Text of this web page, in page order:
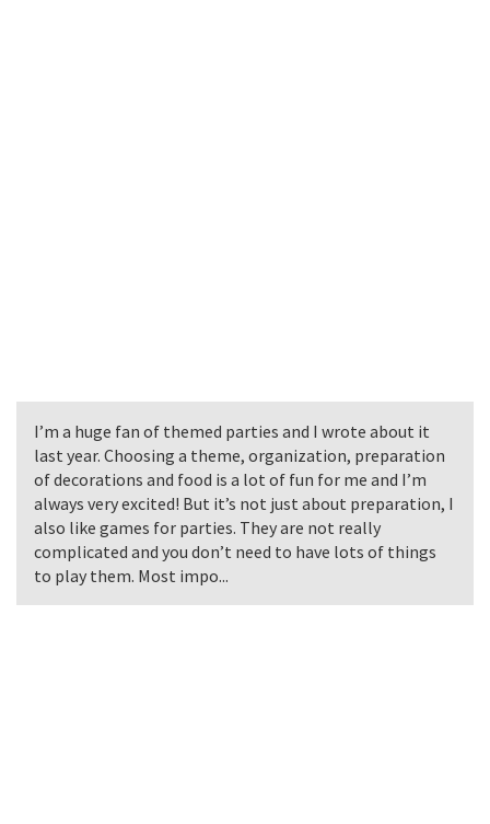
I’m a huge fan of themed parties and I wrote about it
last year. Choosing a theme, organization, preparation
of decorations and food is a lot of fun for me and I’m
always very excited! But it’s not just about preparation, I
also like games for parties. They are not really
complicated and you don’t need to have lots of things
to play them. Most impo...